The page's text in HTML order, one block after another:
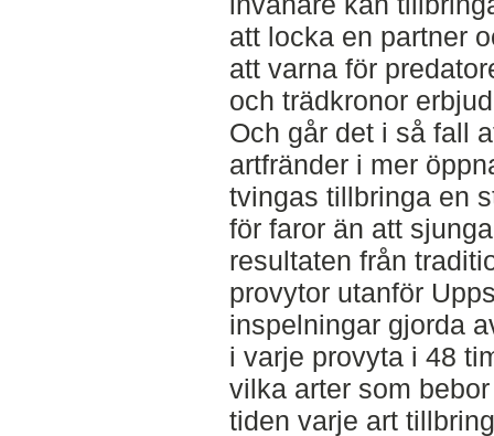
att locka en partner
att varna för
och trädkronor
Och går det i så fall
artfränder i mer
tvingas tillbringa en
för faror än att
resultaten från
provytor utanför
inspelningar gjorda
i varje provyta i 48
vilka arter som
tiden varje art